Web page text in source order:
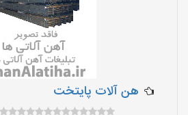
هن آلات پایتخت